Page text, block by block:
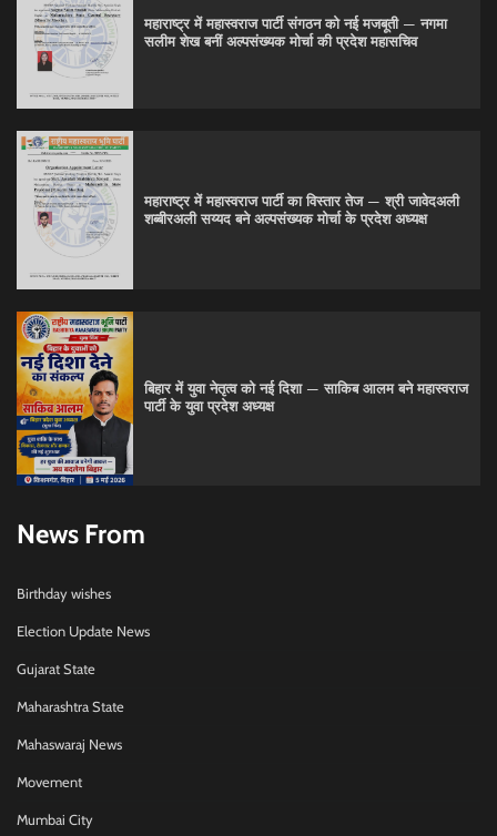
महाराष्ट्र में महास्वराज पार्टी संगठन को नई मजबूती — नगमा
सलीम शेख बनीं अल्पसंख्यक मोर्चा की प्रदेश महासचिव
महाराष्ट्र में महास्वराज पार्टी का विस्तार तेज — श्री जावेदअली
शब्बीरअली सय्यद बने अल्पसंख्यक मोर्चा के प्रदेश अध्यक्ष
बिहार में युवा नेतृत्व को नई दिशा — साकिब आलम बने महास्वराज
पार्टी के युवा प्रदेश अध्यक्ष
News From
Birthday wishes
Election Update News
Gujarat State
Maharashtra State
Mahaswaraj News
Movement
Mumbai City